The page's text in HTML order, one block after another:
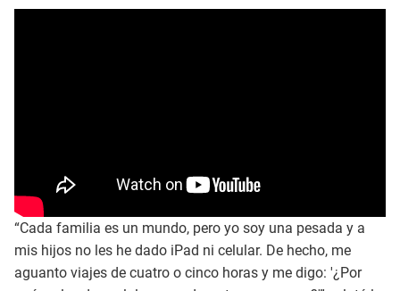
“Cada familia es un mundo, pero yo soy una pesada y a
mis hijos no les he dado iPad ni celular. De hecho, me
aguanto viajes de cuatro o cinco horas y me digo: '¿Por